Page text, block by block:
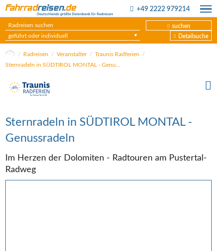
+49 2222 979214
suchen
geführt oder individuell
Detailsuche
Radreisen Veranstalter
Traunis Radferien
Sternradeln in SÜDTIROL MONTAL - Genussradeln
Sternradeln in SÜDTIROL MONTAL -
Genussradeln
Im Herzen der Dolomiten - Radtouren am Pustertal-
Radweg